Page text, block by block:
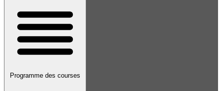
Programme des courses